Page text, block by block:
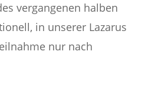
vergangenen halben
in unserer Lazarus
nur nach